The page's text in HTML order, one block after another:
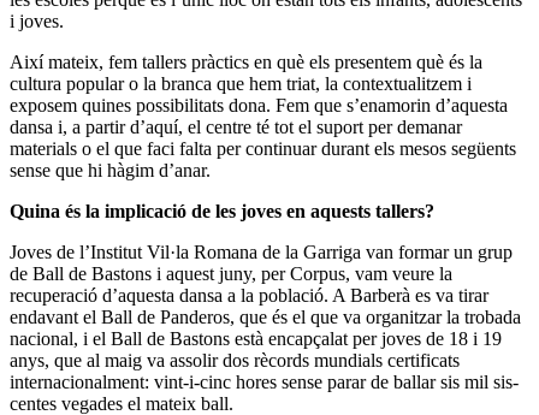
i joves.
Així mateix, fem tallers pràctics en què els presentem què és la
cultura popular o la branca que hem triat, la contextualitzem i
exposem quines possibilitats dona. Fem que s’enamorin d’aquesta
dansa i, a partir d’aquí, el centre té tot el suport per demanar
materials o el que faci falta per continuar durant els mesos següents
sense que hi hàgim d’anar.
Quina és la implicació de les joves en aquests tallers?
Joves de l’Institut Vil·la Romana de la Garriga van formar un grup
de Ball de Bastons i aquest juny, per Corpus, vam veure la
recuperació d’aquesta dansa a la població. A Barberà es va tirar
endavant el Ball de Panderos, que és el que va organitzar la trobada
nacional, i el Ball de Bastons està encapçalat per joves de 18 i 19
anys, que al maig va assolir dos rècords mundials certificats
internacionalment: vint-i-cinc hores sense parar de ballar sis mil sis-
centes vegades el mateix ball.